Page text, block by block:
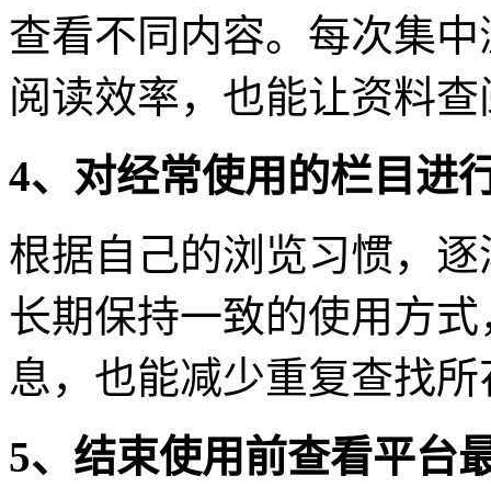
查看不同内容。每次集
阅读效率，也能让资料
4、对经常使用的栏目进
根据自己的浏览习惯，
长期保持一致的使用方
息，也能减少重复查找
5、结束使用前查看平台